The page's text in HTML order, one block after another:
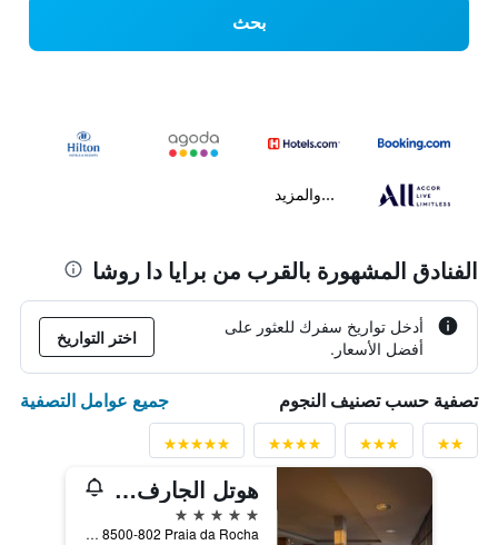
بحث
...والمزيد
الفنادق المشهورة بالقرب من برايا دا روشا
أدخل تواريخ سفرك للعثور على
أفضل الأسعار.
اختر التواريخ
تصفية حسب تصنيف النجوم جميع عوامل التصفية
هوتل الجارف كازينو
5 نجوم
Avenida Tomas Cabreira 8500-802 Praia da Rocha, بورتيماو, منطقة فارو, البرتغال